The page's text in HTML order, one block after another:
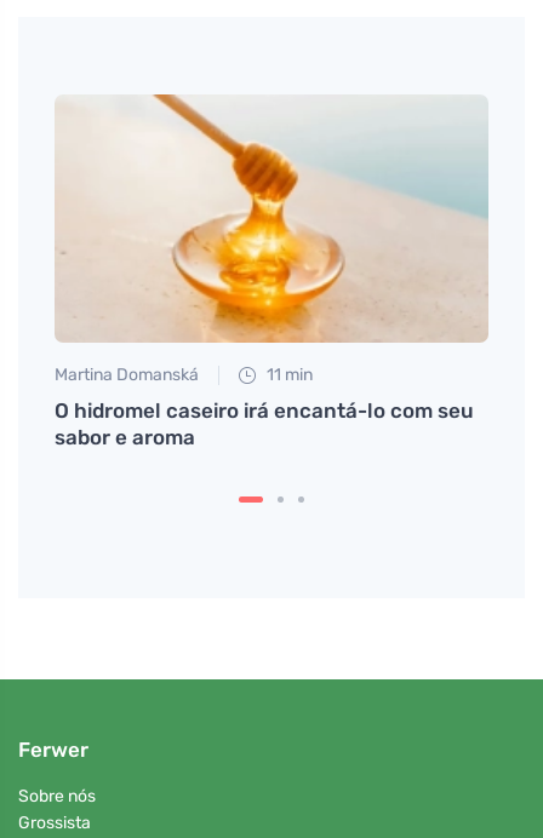
Martina Domanská 11 min
O hidromel caseiro irá encantá-lo com seu
sabor e aroma
Ferwer
Sobre nós
Grossista